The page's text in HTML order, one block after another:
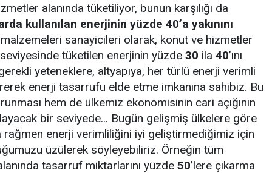
alanında tüketiliyor, bunun karşılığı da
kullanılan enerjinin yüzde 40’a yakınını
sanayicileri olarak, konut ve hizmetler
tüketilen enerjinin yüzde 30 ila 40’ını
yeteneklere, altyapıya, her türlü enerji verimli
enerji tasarrufu elde etme imkanına sahibiz. Bu
hem de ülkemiz ekonomisinin cari açığının
bir seviyede... Bugün gelişmiş ülkelere göre
rağmen enerji verimliliğini iyi geliştirmediğimiz için
üzülerek söyleyebiliriz. Örneğin tüm
tasarruf miktarlarını yüzde 50’lere çıkarma